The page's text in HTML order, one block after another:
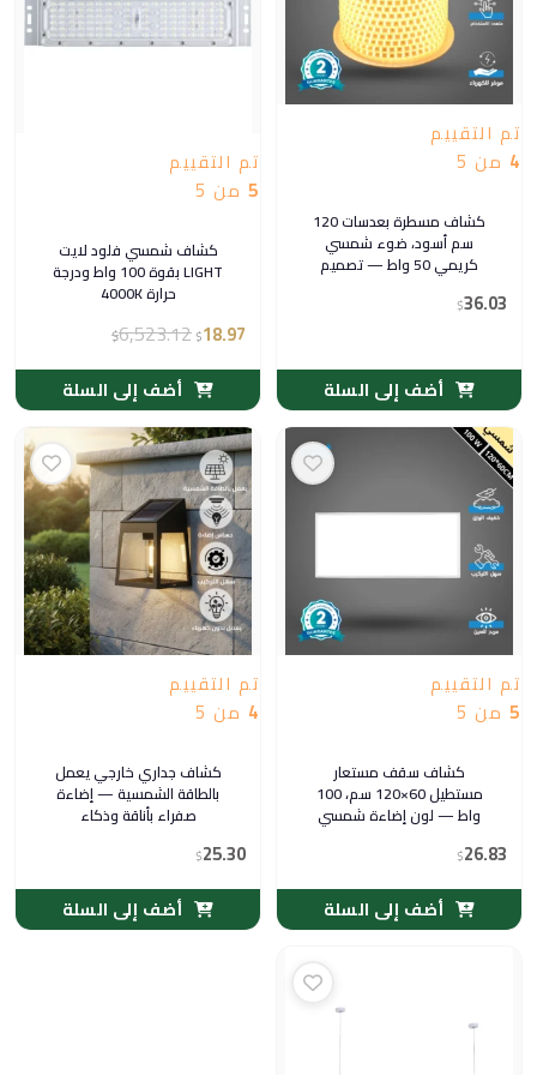
تم التقييم
4 من 5
كشاف مسطرة بعدسات 120
سم أسود، ضوء شمسي
كريمي 50 واط — تصميم
$36.03
أضف إلى السلة
تم التقييم
5 من 5
كشاف شمسي فلود لايت
LIGHT بقوة 100 واط ودرجة
حرارة 4000K
$6,523.12$18.97
أضف إلى السلة
تم التقييم
5 من 5
كشاف سقف مستعار
مستطيل 60×120 سم، 100
واط — لون إضاءة شمسي
$26.83
أضف إلى السلة
تم التقييم
4 من 5
كشاف جداري خارجي يعمل
بالطاقة الشمسية — إضاءة
صفراء بأناقة وذكاء
$25.30
أضف إلى السلة